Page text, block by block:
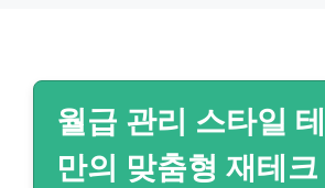
월급 관리 스타일
만의 맞춤형 재테